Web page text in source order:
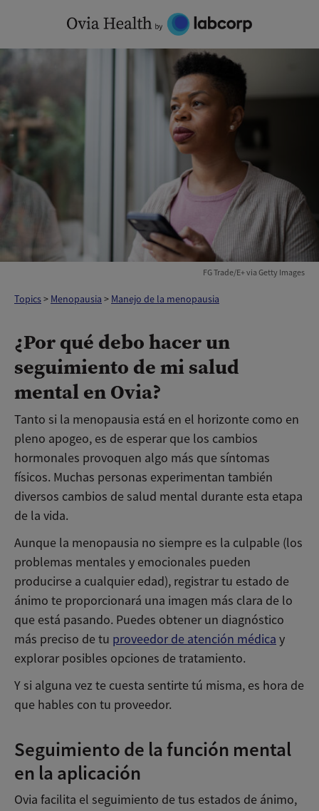
content
FG Trade/E+ via Getty Images
Topics> Menopausia > Manejo de la menopausia
¿Por qué debo hacer un
seguimiento de mi salud
mental en Ovia?
Tanto si la menopausia está en el horizonte como en
pleno apogeo, es de esperar que los cambios
hormonales provoquen algo más que síntomas
físicos. Muchas personas experimentan también
diversos cambios de salud mental durante esta etapa
de la vida.
Aunque la menopausia no siempre es la culpable (los
problemas mentales y emocionales pueden
producirse a cualquier edad), registrar tu estado de
ánimo te proporcionará una imagen más clara de lo
que está pasando. Puedes obtener un diagnóstico
más preciso de tu proveedor de atención médica y
explorar posibles opciones de tratamiento.
Y si alguna vez te cuesta sentirte tú misma, es hora de
que hables con tu proveedor.
Seguimiento de la función mental
en la aplicación
Ovia facilita el seguimiento de tus estados de ánimo,